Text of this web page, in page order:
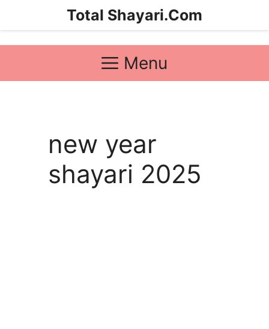
Total Shayari.Com
Menu
new year
shayari 2025